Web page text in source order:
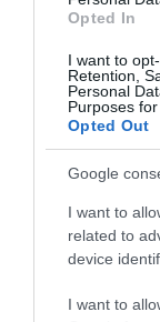
Opted In
I want to
Retention,
Personal
Purposes
Opted Out
Google
I want to
related to
device
I want to
“Camper”: